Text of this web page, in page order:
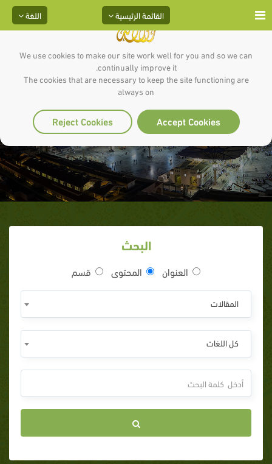
We use cookies to make our site work well for you and so we can
continually improve it.
The cookies that are necessary to keep the site functioning are
always on
Accept Cookies
Reject Cookies
اللغة القائمة الرئيسية
نشيد الهجرة
البحث
العنوان المحتوى قسم
المقالات
كل اللغات